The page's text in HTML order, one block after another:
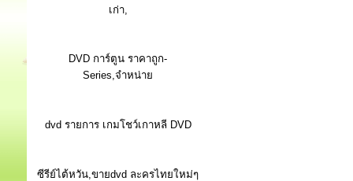
เก่า,
DVD การ์ตูน ราคาถูก-
Series,จำหน่าย
dvd รายการ เกมโชว์เกาหลี DVD
ซีรีย์ไต้หวัน,ขายdvd ละครไทยใหม่ๆ